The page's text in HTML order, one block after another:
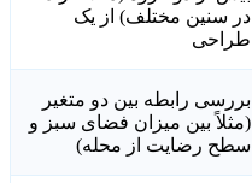
در سنین مختلف) از یک
طراحی
بررسی رابطه بین دو متغیر
(مثلاً بین میزان فضای سبز و
سطح رضایت از محله)